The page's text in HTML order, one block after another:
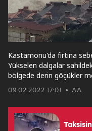
09.02.2022 17:01 AA
Kastamonu'da fırtına
Yükselen dalgalar
bölgede derin göçükler